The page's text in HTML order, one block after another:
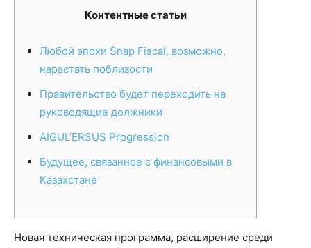
Контентные статьи
Любой эпохи Snap Fiscal, возможно,
нарастать поблизости
Правительство будет переходить на
руководящие должники
AIGUL’ERSUS Progression
Будущее, связанное с финансовыми в
Казахстане
Новая техническая программа, расширение среди